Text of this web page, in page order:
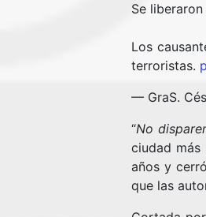
Se
Los
terroristas.
— GraS.
“No
ciudad más
años y
que las